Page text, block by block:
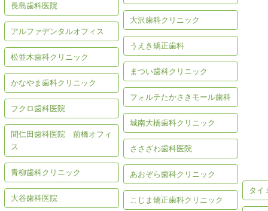
長島歯科医院
アルファデンタルオフィス
松並木歯科クリニック
かなやま歯科クリニック
フクロ歯科医院
間仁田歯科医院 前橋オフィ
ス
青柳歯科クリニック
大谷歯科医院
大沢歯科クリニック
うえき矯正歯科
まつい歯科クリニック
フォルテたかさきモール歯科
城南大橋歯科クリニック
ささざわ歯科医院
あおぞら歯科クリニック
こじま矯正歯科クリニック
タイ